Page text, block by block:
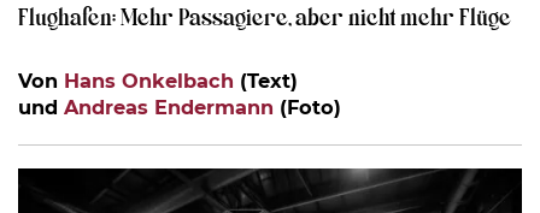
Flughafen: Mehr Passagiere, aber nicht mehr Flüge
Von Hans Onkelbach (Text)
und Andreas Endermann (Foto)